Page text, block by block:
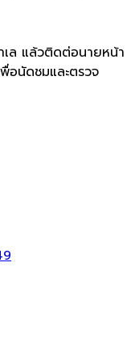
เล แล้วติดต่อนายหน้า
อนัดชมและตรวจ